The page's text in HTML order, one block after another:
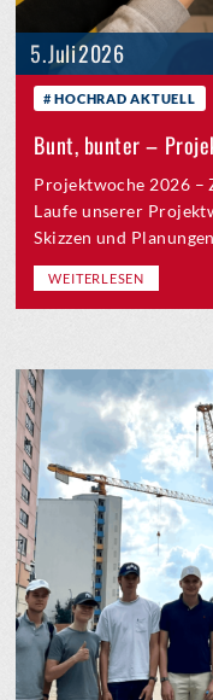
5. Juli 2026
HOCHRAD AKTUELL
Bunt, bunter –
Projektwoche 2026 –
Laufe unserer
Skizzen und
WEITERLESEN